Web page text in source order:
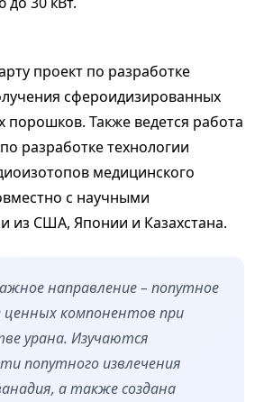
проект по разработке
сфероидизированных
порошков. Также ведется работа
разработке технологии
медицинского
с научными
из США, Японии и Казахстана.
направление – попутное
ценных компонентов при
урана. Изучаются
попутного извлечения
а также создана